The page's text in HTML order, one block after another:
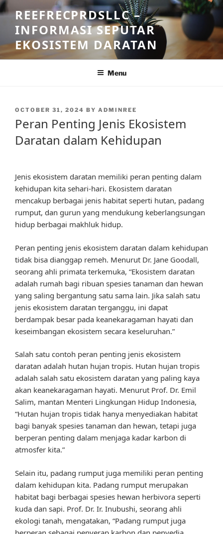
Skip
to
content
REEFRECPRDSLLC –
INFORMASI SEPUTAR
EKOSISTEM DARATAN
Menu
POSTED
OCTOBER 31, 2024 BY ADMINREE
Peran Penting Jenis Ekosistem
Daratan dalam Kehidupan
Jenis ekosistem daratan memiliki peran penting dalam
kehidupan kita sehari-hari. Ekosistem daratan
mencakup berbagai jenis habitat seperti hutan, padang
rumput, dan gurun yang mendukung keberlangsungan
hidup berbagai makhluk hidup.
Peran penting jenis ekosistem daratan dalam kehidupan
tidak bisa dianggap remeh. Menurut Dr. Jane Goodall,
seorang ahli primata terkemuka, “Ekosistem daratan
adalah rumah bagi ribuan spesies tanaman dan hewan
yang saling bergantung satu sama lain. Jika salah satu
jenis ekosistem daratan terganggu, ini dapat
berdampak besar pada keanekaragaman hayati dan
keseimbangan ekosistem secara keseluruhan.”
Salah satu contoh peran penting jenis ekosistem
daratan adalah hutan hujan tropis. Hutan hujan tropis
adalah salah satu ekosistem daratan yang paling kaya
akan keanekaragaman hayati. Menurut Prof. Dr. Emil
Salim, mantan Menteri Lingkungan Hidup Indonesia,
“Hutan hujan tropis tidak hanya menyediakan habitat
bagi banyak spesies tanaman dan hewan, tetapi juga
berperan penting dalam menjaga kadar karbon di
atmosfer kita.”
Selain itu, padang rumput juga memiliki peran penting
dalam kehidupan kita. Padang rumput merupakan
habitat bagi berbagai spesies hewan herbivora seperti
kuda dan sapi. Prof. Dr. Ir. Inubushi, seorang ahli
ekologi tanah, mengatakan, “Padang rumput juga